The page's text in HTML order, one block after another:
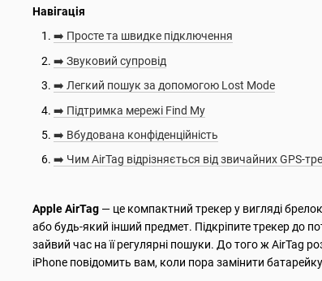
Навігація
➡️ Просте та швидке підключення
➡️ Звуковий супровід
➡️ Легкий пошук за допомогою Lost Mode
➡️ Підтримка мережі Find My
➡️ Вбудована конфіденційність
➡️ Чим AirTag відрізняється від звичайних GPS-
Apple AirTag — це компактний трекер у вигляді
або будь-який інший предмет. Підкріпите трекер до
зайвий час на її регулярні пошуки. До того ж AirTag
iPhone повідомить вам, коли пора замінити